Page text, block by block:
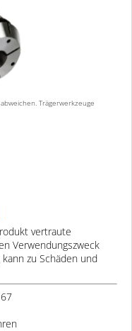
Trägerwerkzeuge
vertraute
Verwendungszweck
zu Schäden und